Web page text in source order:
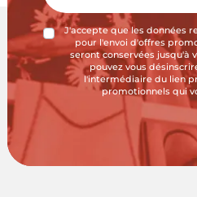
J'accepte que les données
pour l'envoi d'offres
seront conservées jusqu'à
pouvez vous
l'intermédiaire du lien
promotionnels qui